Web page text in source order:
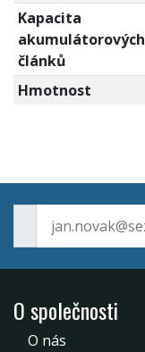
Kapacita
akumulátorových
článků
Hmotnost
O společnosti
O nás